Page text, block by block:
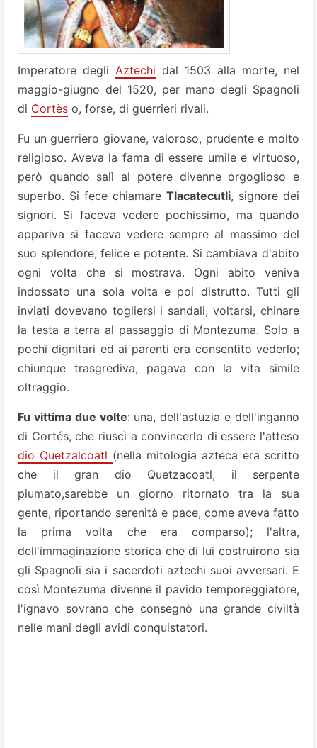
Imperatore degli Aztechi dal 1503 alla morte, nel
maggio-giugno del 1520, per mano degli Spagnoli
di Cortès o, forse, di guerrieri rivali.
Fu un guerriero giovane, valoroso, prudente e molto
religioso. Aveva la fama di essere umile e virtuoso,
però quando salì al potere divenne orgoglioso e
superbo. Si fece chiamare Tlacatecutli, signore dei
signori. Si faceva vedere pochissimo, ma quando
appariva si faceva vedere sempre al massimo del
suo splendore, felice e potente. Si cambiava d'abito
ogni volta che si mostrava. Ogni abito veniva
indossato una sola volta e poi distrutto. Tutti gli
inviati dovevano togliersi i sandali, voltarsi, chinare
la testa a terra al passaggio di Montezuma. Solo a
pochi dignitari ed ai parenti era consentito vederlo;
chiunque trasgrediva, pagava con la vita simile
oltraggio.
Fu vittima due volte: una, dell'astuzia e dell'inganno
di Cortés, che riuscì a convincerlo di essere l'atteso
dio Quetzalcoatl (nella mitologia azteca era scritto
che il gran dio Quetzacoatl, il serpente
piumato,sarebbe un giorno ritornato tra la sua
gente, riportando serenità e pace, come aveva fatto
la prima volta che era comparso); l'altra,
dell'immaginazione storica che di lui costruirono sia
gli Spagnoli sia i sacerdoti aztechi suoi avversari. E
così Montezuma divenne il pavido temporeggiatore,
l'ignavo sovrano che consegnò una grande civiltà
nelle mani degli avidi conquistatori.